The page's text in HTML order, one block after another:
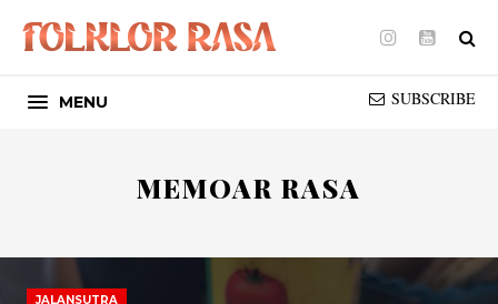
Instagram
Youtube
MENU SUBSCRIBE
MEMOAR RASA
JALANSUTRA